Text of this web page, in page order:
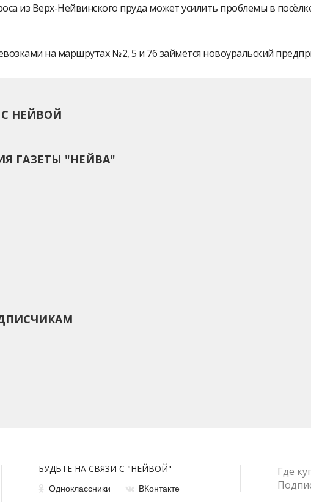
из Верх-Нейвинского пруда может усилить проблемы в
на маршрутах № 2, 5 и 76 займётся новоуральский
С НЕЙВОЙ
ГАЗЕТЫ "НЕЙВА"
БУДЬТЕ НА СВЯЗИ С "НЕЙВОЙ"
Одноклассники ВКонтакте
Где